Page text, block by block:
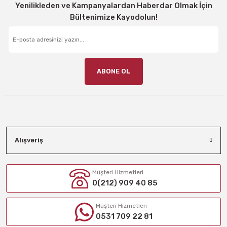
Yenilikleden ve Kampanyalardan Haberdar Olmak İçin
Bültenimize Kayodolun!
ABONE OL
Alışveriş
Müşteri Hizmetleri
0(212) 909 40 85
Müşteri Hizmetleri
0531 709 22 81